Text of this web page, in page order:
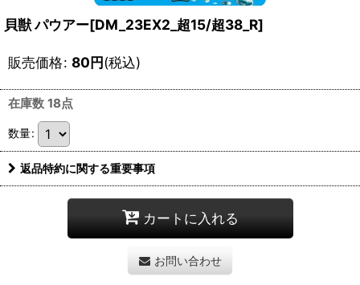
貝獣 パウアー[DM_23EX2_超15/超38_R]
販売価格: 80円(税込)
在庫数 18点
数量:
返品特約に関する重要事項
カートに入れる
お問い合わせ